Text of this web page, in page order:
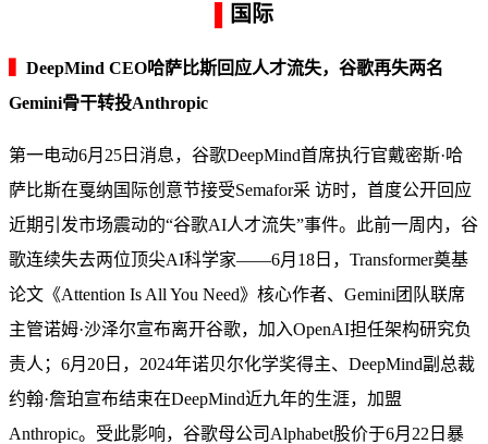
国际
DeepMind CEO哈萨比斯回应人才流失，谷歌再失两名
Gemini骨干转投Anthropic
第一电动6月25日消息，谷歌DeepMind首席执行官戴密斯·哈
萨比斯在戛纳国际创意节接受Semafor采 访时，首度公开回应
近期引发市场震动的“谷歌AI人才流失”事件。此前一周内，谷
歌连续失去两位顶尖AI科学家——6月18日，Transformer奠基
论文《Attention Is All You Need》核心作者、Gemini团队联席
主管诺姆·沙泽尔宣布离开谷歌，加入OpenAI担任架构研究负
责人；6月20日，2024年诺贝尔化学奖得主、DeepMind副总裁
约翰·詹珀宣布结束在DeepMind近九年的生涯，加盟
Anthropic。受此影响，谷歌母公司Alphabet股价于6月22日暴